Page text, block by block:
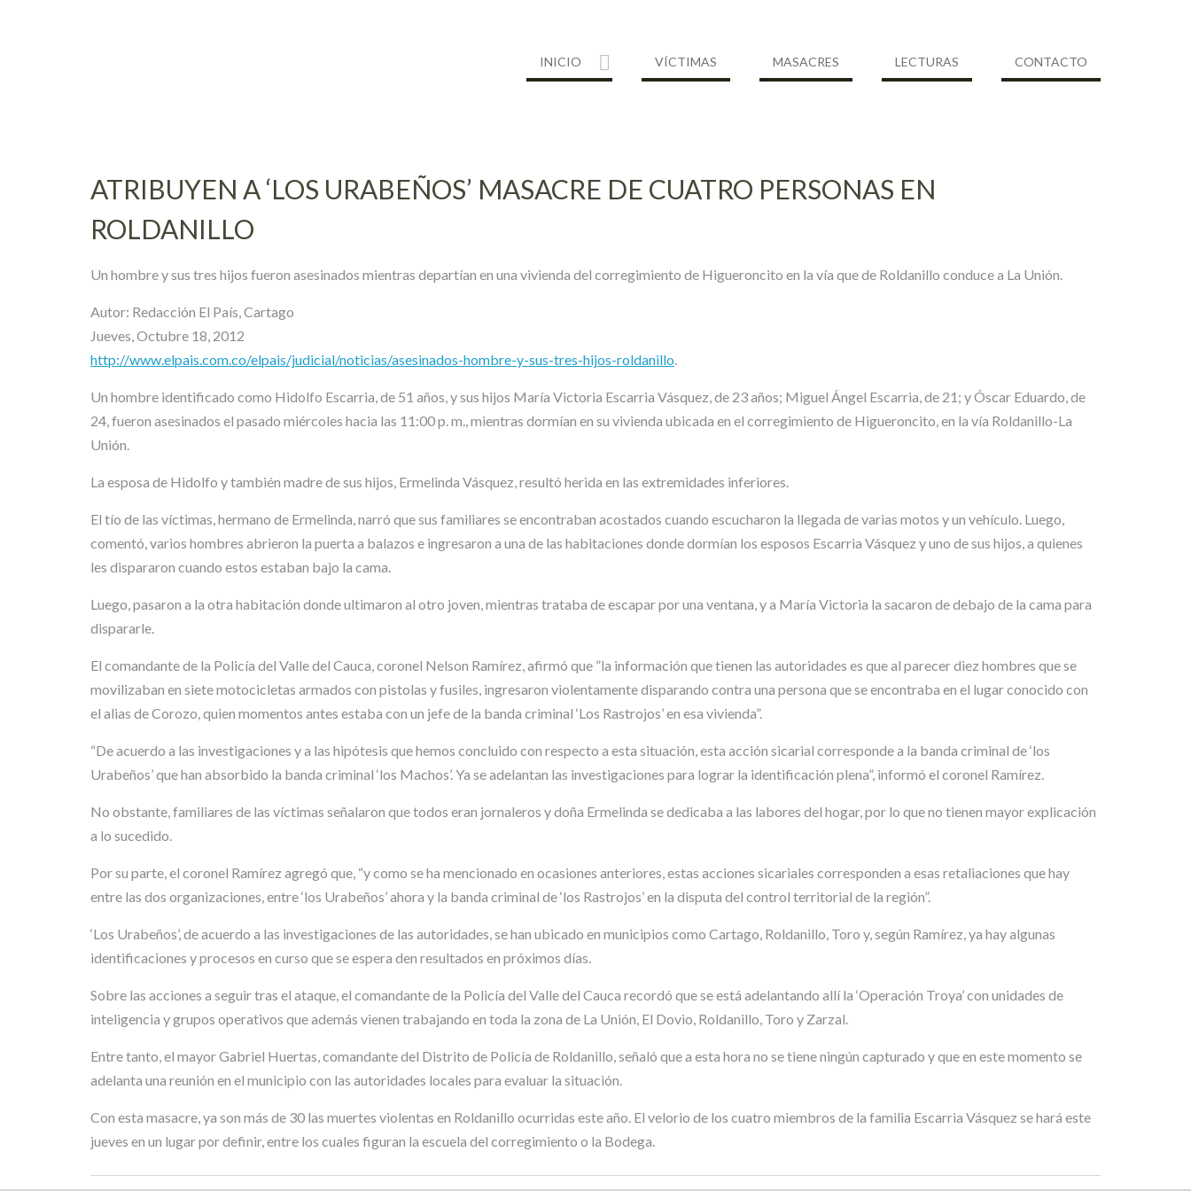
INICIO VÍCTIMAS MASACRES LECTURAS CONTACTO
ATRIBUYEN A ‘LOS URABEÑOS’ MASACRE DE CUATRO PERSONAS EN
ROLDANILLO
Un hombre y sus tres hijos fueron asesinados mientras departían en una vivienda del corregimiento de Higueroncito en la vía que de Roldanillo conduce a La Unión.
Autor: Redacción El País, Cartago
Jueves, Octubre 18, 2012
http://www.elpais.com.co/elpais/judicial/noticias/asesinados-hombre-y-sus-tres-hijos-roldanillo.
Un hombre identificado como Hidolfo Escarria, de 51 años, y sus hijos María Victoria Escarria Vásquez, de 23 años; Miguel Ángel Escarria, de 21; y Óscar Eduardo, de
24, fueron asesinados el pasado miércoles hacia las 11:00 p. m., mientras dormían en su vivienda ubicada en el corregimiento de Higueroncito, en la vía Roldanillo-La
Unión.
La esposa de Hidolfo y también madre de sus hijos, Ermelinda Vásquez, resultó herida en las extremidades inferiores.
El tío de las víctimas, hermano de Ermelinda, narró que sus familiares se encontraban acostados cuando escucharon la llegada de varias motos y un vehículo. Luego,
comentó, varios hombres abrieron la puerta a balazos e ingresaron a una de las habitaciones donde dormían los esposos Escarria Vásquez y uno de sus hijos, a quienes
les dispararon cuando estos estaban bajo la cama.
Luego, pasaron a la otra habitación donde ultimaron al otro joven, mientras trataba de escapar por una ventana, y a María Victoria la sacaron de debajo de la cama para
dispararle.
El comandante de la Policía del Valle del Cauca, coronel Nelson Ramírez, afirmó que ”la información que tienen las autoridades es que al parecer diez hombres que se
movilizaban en siete motocicletas armados con pistolas y fusiles, ingresaron violentamente disparando contra una persona que se encontraba en el lugar conocido con
el alias de Corozo, quien momentos antes estaba con un jefe de la banda criminal ‘Los Rastrojos’ en esa vivienda”.
“De acuerdo a las investigaciones y a las hipótesis que hemos concluido con respecto a esta situación, esta acción sicarial corresponde a la banda criminal de ‘los
Urabeños’ que han absorbido la banda criminal ‘los Machos’. Ya se adelantan las investigaciones para lograr la identificación plena”, informó el coronel Ramírez.
No obstante, familiares de las víctimas señalaron que todos eran jornaleros y doña Ermelinda se dedicaba a las labores del hogar, por lo que no tienen mayor explicación
a lo sucedido.
Por su parte, el coronel Ramírez agregó que, “y como se ha mencionado en ocasiones anteriores, estas acciones sicariales corresponden a esas retaliaciones que hay
entre las dos organizaciones, entre ‘los Urabeños’ ahora y la banda criminal de ‘los Rastrojos’ en la disputa del control territorial de la región”.
‘Los Urabeños’, de acuerdo a las investigaciones de las autoridades, se han ubicado en municipios como Cartago, Roldanillo, Toro y, según Ramírez, ya hay algunas
identificaciones y procesos en curso que se espera den resultados en próximos días.
Sobre las acciones a seguir tras el ataque, el comandante de la Policía del Valle del Cauca recordó que se está adelantando allí la ‘Operación Troya’ con unidades de
inteligencia y grupos operativos que además vienen trabajando en toda la zona de La Unión, El Dovio, Roldanillo, Toro y Zarzal.
Entre tanto, el mayor Gabriel Huertas, comandante del Distrito de Policía de Roldanillo, señaló que a esta hora no se tiene ningún capturado y que en este momento se
adelanta una reunión en el municipio con las autoridades locales para evaluar la situación.
Con esta masacre, ya son más de 30 las muertes violentas en Roldanillo ocurridas este año. El velorio de los cuatro miembros de la familia Escarria Vásquez se hará este
jueves en un lugar por definir, entre los cuales figuran la escuela del corregimiento o la Bodega.